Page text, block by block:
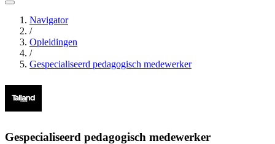
Navigator
/
Opleidingen
/
Gespecialiseerd pedagogisch medewerker
Gespecialiseerd pedagogisch medewerker